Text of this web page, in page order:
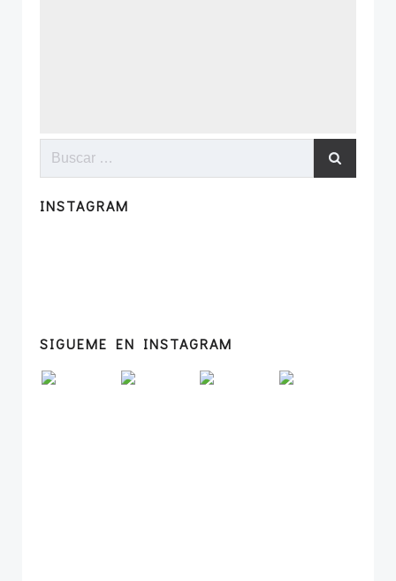
Buscar:
INSTAGRAM
SIGUEME EN INSTAGRAM